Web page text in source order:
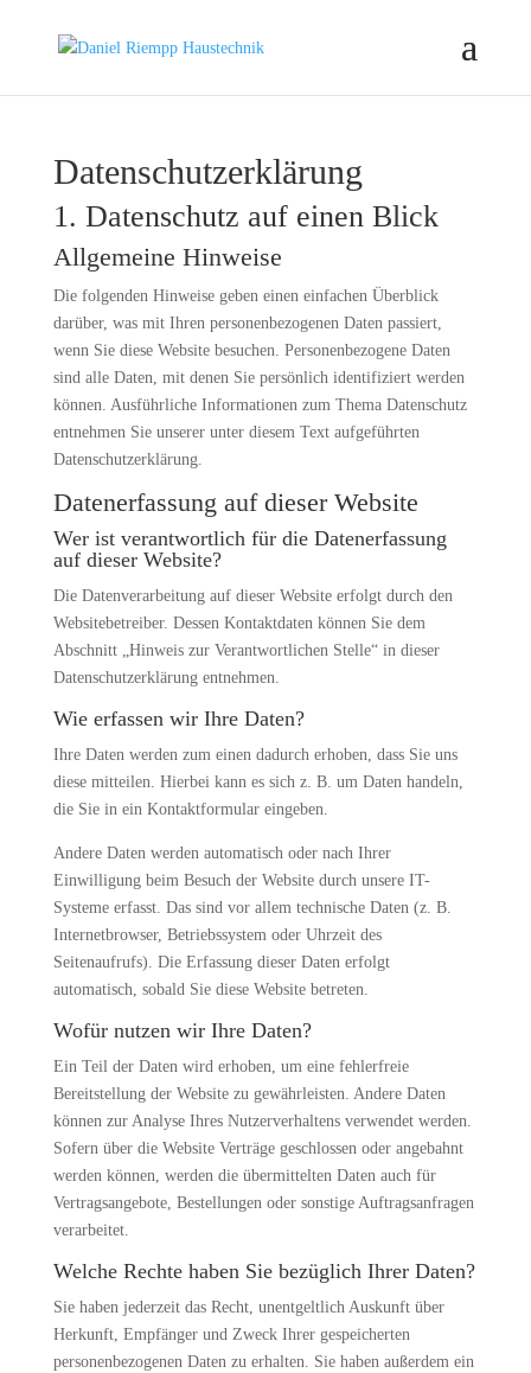
Datenschutz­erklärung
1. Datenschutz auf einen Blick
Allgemeine Hinweise
Die folgenden Hinweise geben einen einfachen Überblick
darüber, was mit Ihren personenbezogenen Daten passiert,
wenn Sie diese Website besuchen. Personenbezogene Daten
sind alle Daten, mit denen Sie persönlich identifiziert werden
können. Ausführliche Informationen zum Thema Datenschutz
entnehmen Sie unserer unter diesem Text aufgeführten
Datenschutzerklärung.
Datenerfassung auf dieser Website
Wer ist verantwortlich für die Datenerfassung
auf dieser Website?
Die Datenverarbeitung auf dieser Website erfolgt durch den
Websitebetreiber. Dessen Kontaktdaten können Sie dem
Abschnitt „Hinweis zur Verantwortlichen Stelle“ in dieser
Datenschutzerklärung entnehmen.
Wie erfassen wir Ihre Daten?
Ihre Daten werden zum einen dadurch erhoben, dass Sie uns
diese mitteilen. Hierbei kann es sich z. B. um Daten handeln,
die Sie in ein Kontaktformular eingeben.
Andere Daten werden automatisch oder nach Ihrer
Einwilligung beim Besuch der Website durch unsere IT-
Systeme erfasst. Das sind vor allem technische Daten (z. B.
Internetbrowser, Betriebssystem oder Uhrzeit des
Seitenaufrufs). Die Erfassung dieser Daten erfolgt
automatisch, sobald Sie diese Website betreten.
Wofür nutzen wir Ihre Daten?
Ein Teil der Daten wird erhoben, um eine fehlerfreie
Bereitstellung der Website zu gewährleisten. Andere Daten
können zur Analyse Ihres Nutzerverhaltens verwendet werden.
Sofern über die Website Verträge geschlossen oder angebahnt
werden können, werden die übermittelten Daten auch für
Vertragsangebote, Bestellungen oder sonstige Auftragsanfragen
verarbeitet.
Welche Rechte haben Sie bezüglich Ihrer Daten?
Sie haben jederzeit das Recht, unentgeltlich Auskunft über
Herkunft, Empfänger und Zweck Ihrer gespeicherten
personenbezogenen Daten zu erhalten. Sie haben außerdem ein